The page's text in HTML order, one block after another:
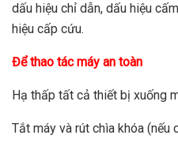
dấu hiệu chỉ dẫn, dấu hiệu
hiệu cấp cứu.
Để thao tác máy an toàn
Hạ thấp tất cả thiết bị xuống
Tắt máy và rút chìa khóa (nếu